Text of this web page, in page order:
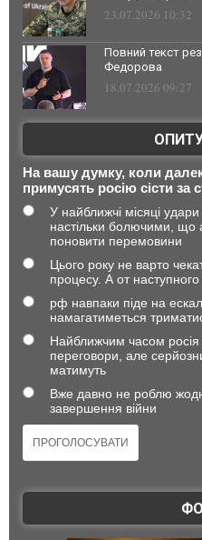
23.07.2026 10:32
Повний текст
Федорова
18.07.2026 09:27
На вашу думку, коли
примусять росію сісти за
У найближчі місяці удари
настільки болючими, що
поновити перемовини
Цього року не варто
процесу. А от
рф навпаки піде на
намагатиметься
Найближчим часом
переговори, але
матимуть
Вже давно не роблю
завершення війни